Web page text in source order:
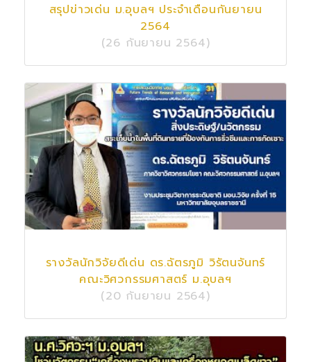
สรุปข่าวเด่น ม.อุบลฯ ประจำเดือนกันยายน
2564
(26 กันยายน 2564)
รางวัลนักวิจัยดีเด่น ดร.ฉัตรภูมิ วิรัตนจันทร์
คณะวิศวกรรมศาสตร์ ม.อุบลฯ
(20 กันยายน 2564)